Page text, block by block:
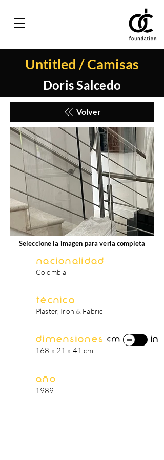
Untitled / Camisas
Doris Salcedo
Volver
Seleccione la imagen para verla completa
Nacionalidad
Colombia
Técnica
Plaster, Iron & Fabric
Dimensiones
168 x 21 x 41 cm
cm in
Año
1989